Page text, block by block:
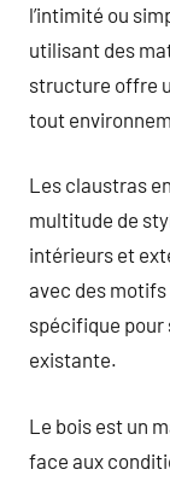
l’intimité ou
utilisant des
structure offre
tout
Les claustras
multitude de
intérieurs et
avec des
spécifique pour
existante.
Le bois est un
face aux